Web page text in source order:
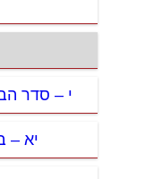
י – סדר
יא –